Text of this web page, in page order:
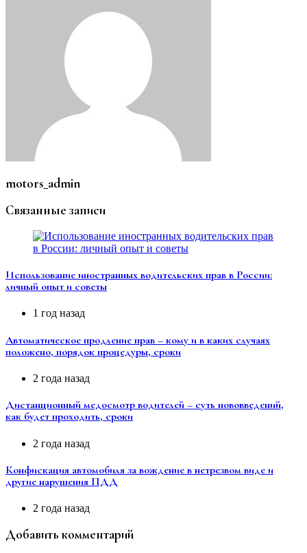
motors_admin
Связанные записи
Использование иностранных водительских прав в России:
личный опыт и советы
1 год назад
Автоматическое продление прав – кому и в каких случаях
положено, порядок процедуры, сроки
2 года назад
Дистанционный медосмотр водителей – суть нововведений,
как будет проходить, сроки
2 года назад
Конфискация автомобиля за вождение в нетрезвом виде и
другие нарушения ПДД
2 года назад
Добавить комментарий